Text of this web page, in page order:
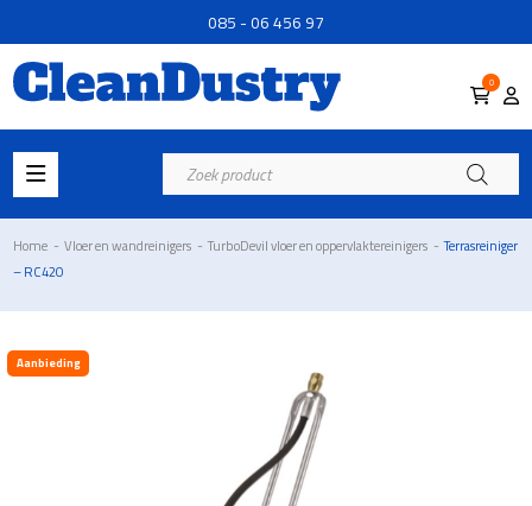
085 - 06 456 97
0
Producten
zoeken
Home - Vloer en wandreinigers - TurboDevil vloer en oppervlaktereinigers - Terrasreiniger
– RC420
Aanbieding